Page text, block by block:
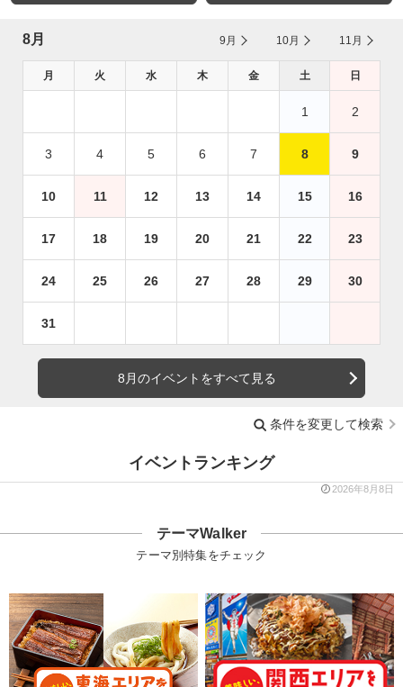
8月 9月 10月 11月
月 火 水 木 金 土 日
1 2
3 4 5 6 7 8 9
10 11 12 13 14 15 16
17 18 19 20 21 22 23
24 25 26 27 28 29 30
31
8月のイベントをすべて見る
条件を変更して検索
イベントランキング
2026年8月8日
テーマWalker
テーマ別特集をチェック